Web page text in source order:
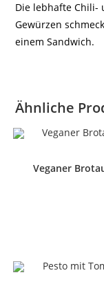
Die lebhafte Chili-
Gewürzen
einem Sandwich.
Ähnliche
Veganer